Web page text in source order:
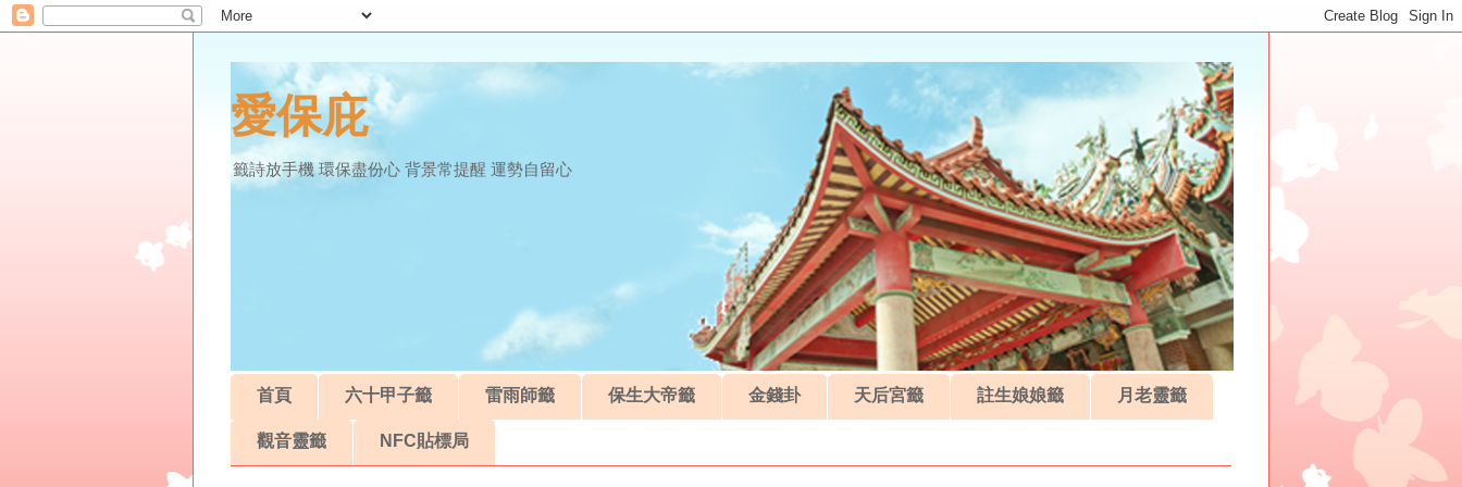
愛保庇
籤詩放手機 環保盡份心 背景常提醒 運勢自留心
首頁 六十甲子籤 雷雨師籤 保生大帝籤 金錢卦 天后宮籤 註生娘娘籤 月老靈籤
觀音靈籤 NFC貼標局